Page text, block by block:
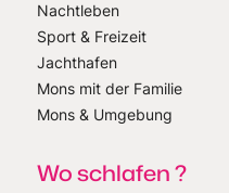
Nachtleben
Sport & Freizeit
Jachthafen
Mons mit der Familie
Mons & Umgebung
Wo schlafen ?